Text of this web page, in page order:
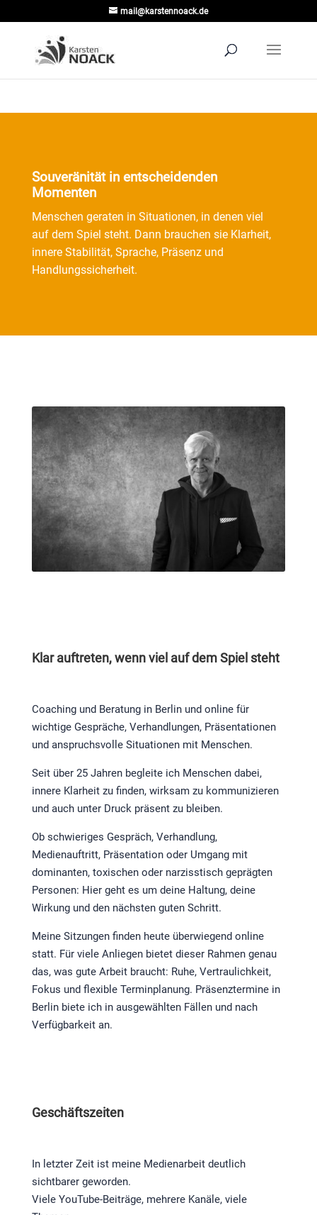
mail@karstennoack.de
Souveränität in entscheidenden
Momenten
Menschen geraten in Situationen, in denen viel
auf dem Spiel steht. Dann brauchen sie Klarheit,
innere Stabilität, Sprache, Präsenz und
Handlungssicherheit.
Klar auftreten, wenn viel auf dem Spiel steht
Coaching und Beratung in Berlin und online für
wichtige Gespräche, Verhandlungen, Präsentationen
und anspruchsvolle Situationen mit Menschen.
Seit über 25 Jahren begleite ich Menschen dabei,
innere Klarheit zu finden, wirksam zu kommunizieren
und auch unter Druck präsent zu bleiben.
Ob schwieriges Gespräch, Verhandlung,
Medienauftritt, Präsentation oder Umgang mit
dominanten, toxischen oder narzisstisch geprägten
Personen: Hier geht es um deine Haltung, deine
Wirkung und den nächsten guten Schritt.
Meine Sitzungen finden heute überwiegend online
statt. Für viele Anliegen bietet dieser Rahmen genau
das, was gute Arbeit braucht: Ruhe, Vertraulichkeit,
Fokus und flexible Terminplanung. Präsenztermine in
Berlin biete ich in ausgewählten Fällen und nach
Verfügbarkeit an.
Geschäftszeiten
In letzter Zeit ist meine Medienarbeit deutlich
sichtbarer geworden.
Viele YouTube-Beiträge, mehrere Kanäle, viele